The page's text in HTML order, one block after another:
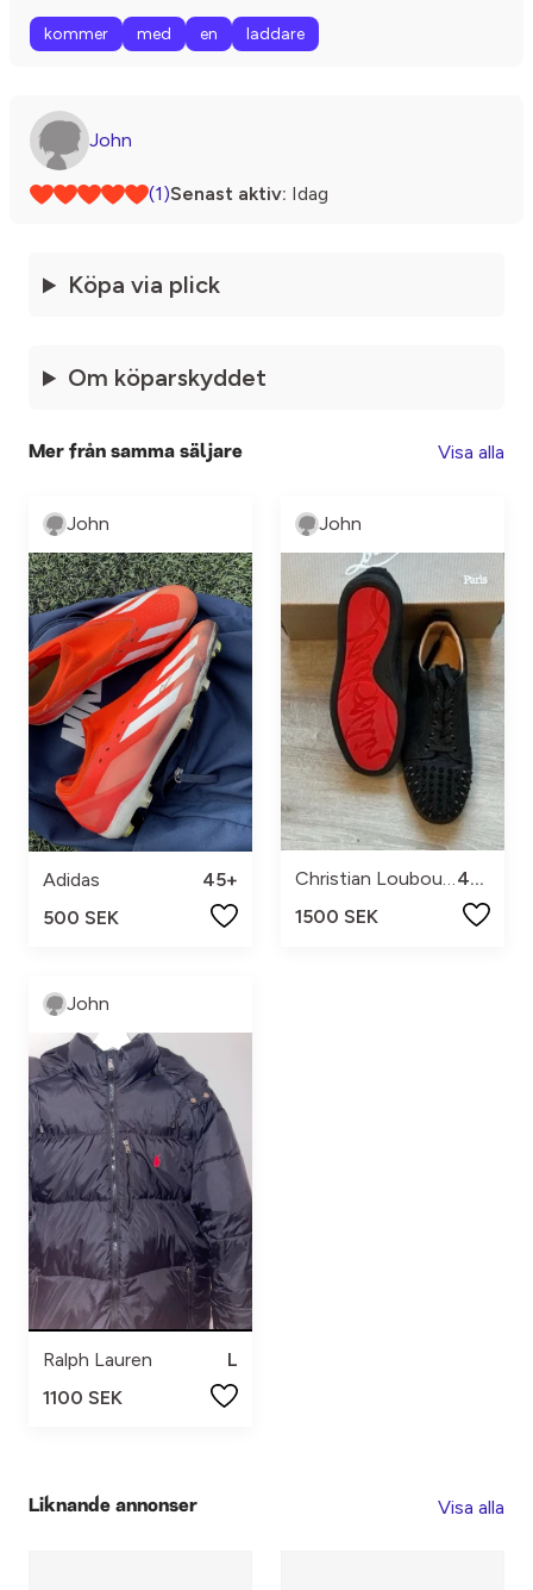
kommer med en laddare
John
(1)Senast aktiv: Idag
Köpa via plick
Om köparskyddet
Mer från samma säljare Visa alla
John
Adidas
45+
500 SEK
John
45+
1500 SEK
John
Ralph Lauren
L
1100 SEK
Liknande annonser Visa alla